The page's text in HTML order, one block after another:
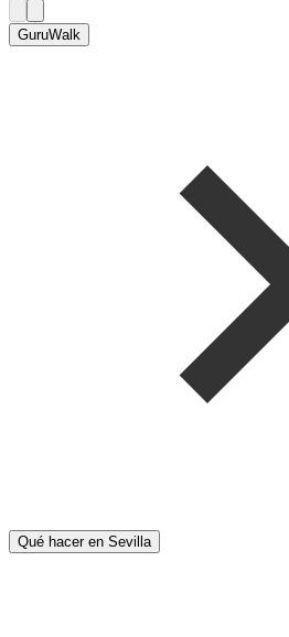
GuruWalk
Qué hacer en Sevilla